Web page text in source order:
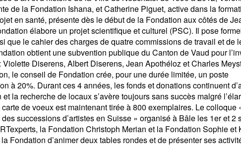
de la Fondation Ishana, et Catherine Piguet, active dans la
en santé, présente dès le début de la Fondation aux côtés de
élabore un projet scientifique et culturel (PSC). Il pose
que le cahier des charges de quatre commissions de travail et de
obtient une subvention publique du Canton de Vaud pour
Violette Diserens, Albert Diserens, Jean Apothéloz et Charles
le conseil de Fondation crée, pour une durée limitée, un poste
à 20%. Durant ces 4 années, les fonds et donations continuent
la recherche de locaux s’avère toujours sans succès malgré
de voeux est maintenant tirée à 800 exemplaires. Le colloque
successions d’artistes en Suisse » organisé à Bâle les 1er et 2
la Fondation Christoph Merian et la Fondation Sophie et
Fondation d’animer deux tables rondes et de présenter ses